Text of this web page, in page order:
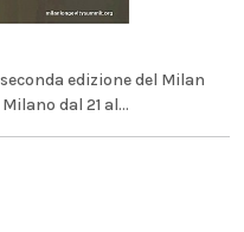
edizione del Milan
dal 21 al...